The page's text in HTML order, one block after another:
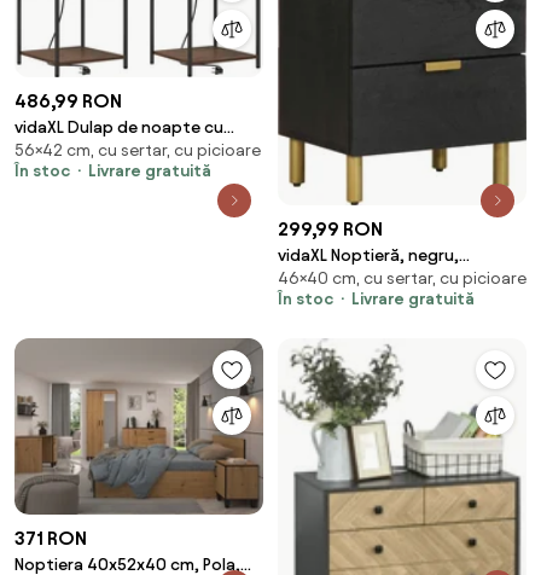
486,99 RON
vidaXL Dulap de noapte cu
sertar 2 pcs Stejar închis 42 x 41
x 56 cm
56×42 cm, cu sertar, cu picioare
În stoc
Livrare gratuită
299,99 RON
vidaXL Noptieră, negru,
40x33x46 cm, lemn masiv de
mango
46×40 cm, cu sertar, cu picioare
În stoc
Livrare gratuită
371 RON
Noptiera 40x52x40 cm, Pola,